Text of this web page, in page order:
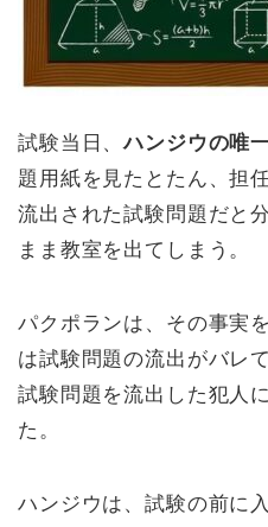
試験当日、ハンジウの唯
題用紙を見たとたん、担
流出された試験問題だと
まま教室を出てしまう。
パクポランは、その事実
は試験問題の流出がバレ
試験問題を流出した犯人
た。
ハンジウは、試験の前に